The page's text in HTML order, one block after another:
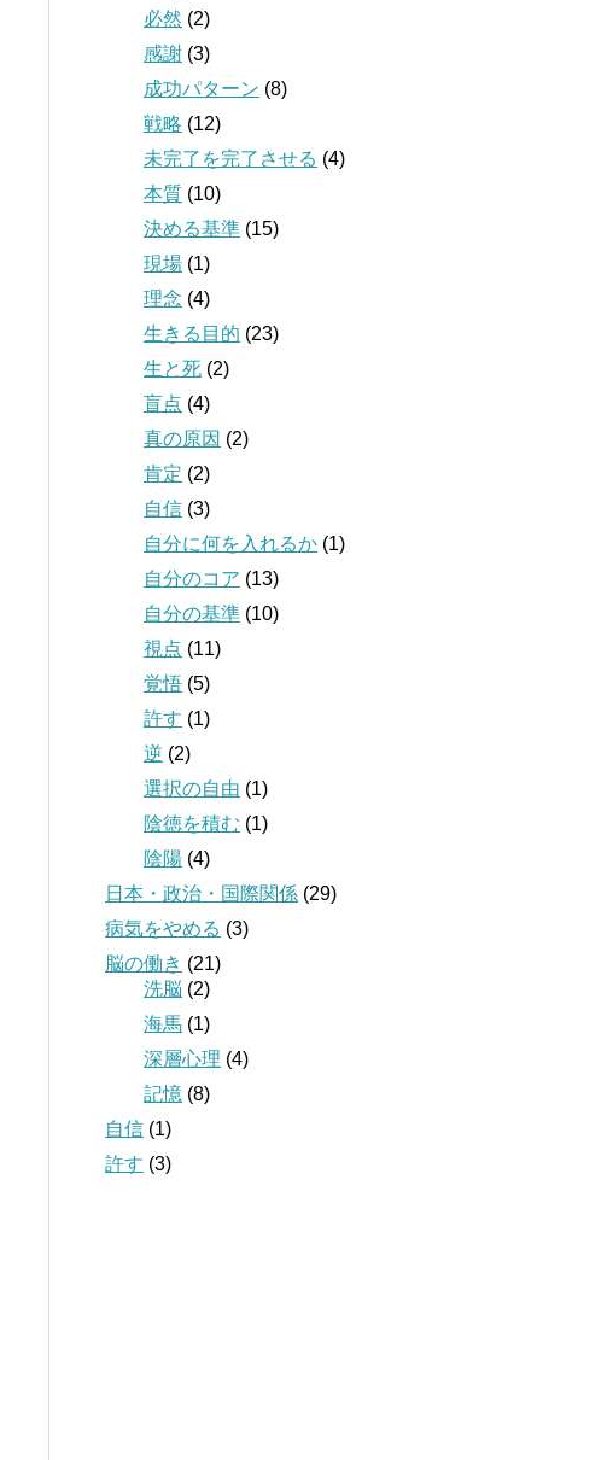
必然 (2)
感謝 (3)
成功パターン (8)
戦略 (12)
未完了を完了させる (4)
本質 (10)
決める基準 (15)
現場 (1)
理念 (4)
生きる目的 (23)
生と死 (2)
盲点 (4)
真の原因 (2)
肯定 (2)
自信 (3)
自分に何を入れるか (1)
自分のコア (13)
自分の基準 (10)
視点 (11)
覚悟 (5)
許す (1)
逆 (2)
選択の自由 (1)
陰徳を積む (1)
陰陽 (4)
日本・政治・国際関係 (29)
病気をやめる (3)
脳の働き (21)
洗脳 (2)
海馬 (1)
深層心理 (4)
記憶 (8)
自信 (1)
許す (3)